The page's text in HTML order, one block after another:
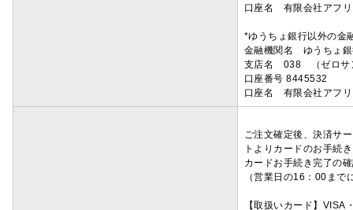
口座名 有限会社アフ
*ゆうちょ銀行以外の金
金融機関名 ゆうちょ
支店名 038 （ゼロサ
口座番号 8445532
口座名 有限会社アフ
ご注文確定後、決済サ
トよりカードのお手続
カードお手続き完了の
（営業日の16：00ま
【取扱いカード】